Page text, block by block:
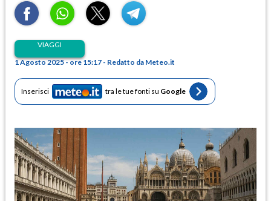
VIAGGI
1 Agosto 2025 - ore 15:17 - Redatto da Meteo.it
Inserisci tra le tue fonti su Google